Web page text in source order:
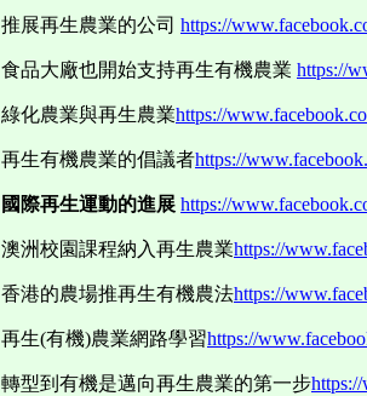
推展再生農業的公司 https://
食品大廠也開始支持再生有機農業 https://
綠化農業與再生農業https://
再生有機農業的倡議者https://
國際再生運動的進展 https://
澳洲校園課程納入再生農業https://
香港的農場推再生有機農法https://
再生(有機)農業網路學習https://
轉型到有機是邁向再生農業的第一步